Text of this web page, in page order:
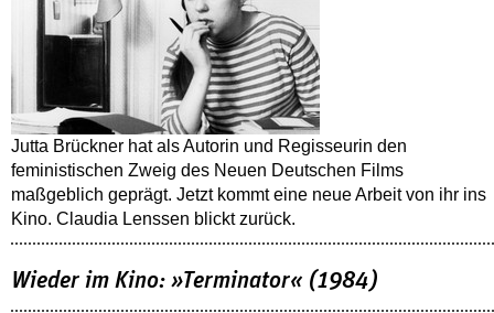
Jutta Brückner hat als Autorin und Regisseurin den
feministischen Zweig des Neuen Deutschen Films
maßgeblich geprägt. Jetzt kommt eine neue Arbeit von ihr ins
Kino. Claudia Lenssen blickt zurück.
Wieder im Kino: »Terminator« (1984)